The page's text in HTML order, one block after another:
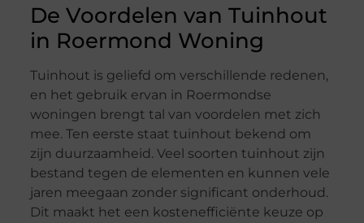
De Voordelen van Tuinhout
in Roermond Woning
Tuinhout is geliefd om verschillende redenen,
en het gebruik ervan in Roermondse
woningen brengt tal van voordelen met zich
mee. Ten eerste staat tuinhout bekend om
zijn duurzaamheid. Veel soorten tuinhout zijn
bestand tegen de elementen en kunnen vele
jaren meegaan zonder significant onderhoud.
Dit maakt het een kostenefficiënte keuze op